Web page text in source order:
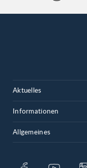
Aktuelles
Informationen
Allgemeines